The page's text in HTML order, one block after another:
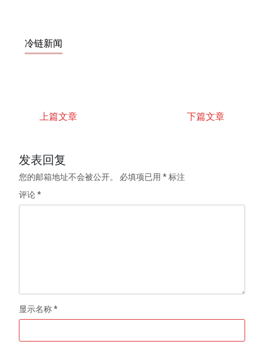
冷链新闻
上篇文章 下篇文章
发表回复
您的邮箱地址不会被公开。 必填项已用*标注
评论*
显示名称*